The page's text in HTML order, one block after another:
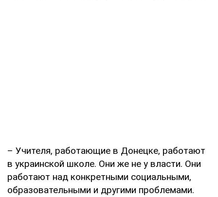
– Учителя, работающие в Донецке, работают
в украинской школе. Они же не у власти. Они
работают над конкретными социальными,
образовательными и другими проблемами.